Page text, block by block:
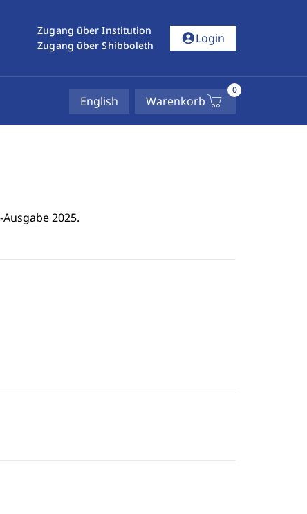
Zugang über Institution
Zugang über Shibboleth
account_circleLogin
English Warenkorb
0
2025.